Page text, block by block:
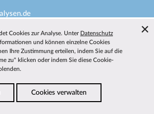
Beiräte
Cookies zur Analyse. Unter Datenschutz
und können einzelne Cookies
Ihre Zustimmung erteilen, indem Sie auf die
zu" klicken oder indem Sie diese Cookie-
Cookies verwalten